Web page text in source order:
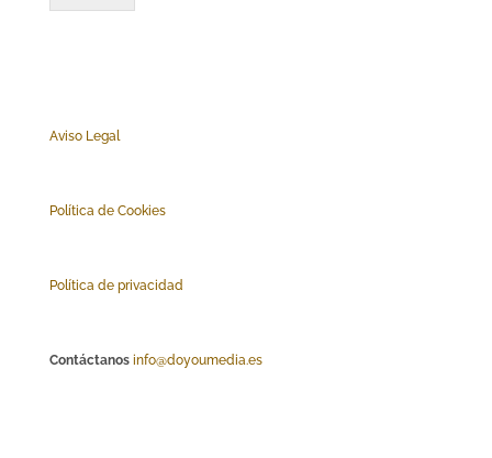
Aviso Legal
Política de Cookies
Política de privacidad
Contáctanos info@doyoumedia.es